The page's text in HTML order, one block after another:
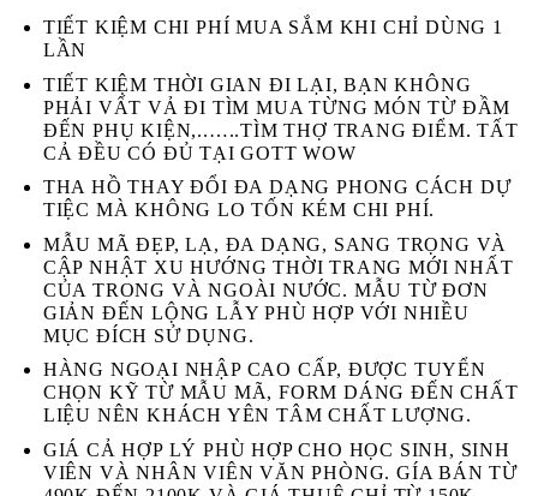
TIẾT KIỆM CHI PHÍ MUA SẮM KHI CHỈ DÙNG 1
LẦN
TIẾT KIỆM THỜI GIAN ĐI LẠI, BẠN KHÔNG
PHẢI VẤT VẢ ĐI TÌM MUA TỪNG MÓN TỪ ĐẦM
ĐẾN PHỤ KIỆN,..…..TÌM THỢ TRANG ĐIỂM. TẤT
CẢ ĐỀU CÓ ĐỦ TẠI GOTT WOW
THA HỒ THAY ĐỔI ĐA DẠNG PHONG CÁCH DỰ
TIỆC MÀ KHÔNG LO TỐN KÉM CHI PHÍ.
MẪU MÃ ĐẸP, LẠ, ĐA DẠNG, SANG TRỌNG VÀ
CẬP NHẬT XU HƯỚNG THỜI TRANG MỚI NHẤT
CỦA TRONG VÀ NGOÀI NƯỚC. MẪU TỪ ĐƠN
GIẢN ĐẾN LỘNG LẪY PHÙ HỢP VỚI NHIỀU
MỤC ĐÍCH SỬ DỤNG.
HÀNG NGOẠI NHẬP CAO CẤP, ĐƯỢC TUYỂN
CHỌN KỸ TỪ MẪU MÃ, FORM DÁNG ĐẾN CHẤT
LIỆU NÊN KHÁCH YÊN TÂM CHẤT LƯỢNG.
GIÁ CẢ HỢP LÝ PHÙ HỢP CHO HỌC SINH, SINH
VIÊN VÀ NHÂN VIÊN VĂN PHÒNG. GÍA BÁN TỪ